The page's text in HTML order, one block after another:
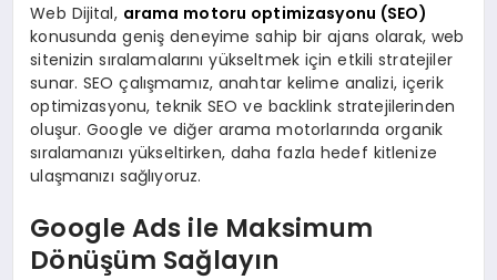
Web Dijital, arama motoru optimizasyonu (SEO)
konusunda geniş deneyime sahip bir ajans olarak, web
sitenizin sıralamalarını yükseltmek için etkili stratejiler
sunar. SEO çalışmamız, anahtar kelime analizi, içerik
optimizasyonu, teknik SEO ve backlink stratejilerinden
oluşur. Google ve diğer arama motorlarında organik
sıralamanızı yükseltirken, daha fazla hedef kitlenize
ulaşmanızı sağlıyoruz.
Google Ads ile Maksimum
Dönüşüm Sağlayın